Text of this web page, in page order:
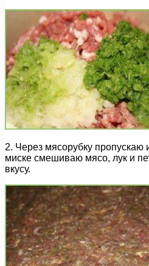
2. Через мясорубку пропускаю
миске смешиваю мясо, лук и
вкусу.